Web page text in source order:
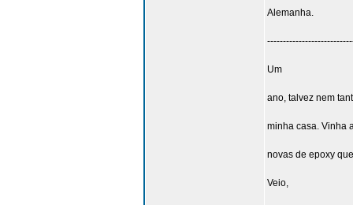
Alemanha.
Um
ano, talvez nem
minha casa. Vinha
novas de epoxy
Veio,